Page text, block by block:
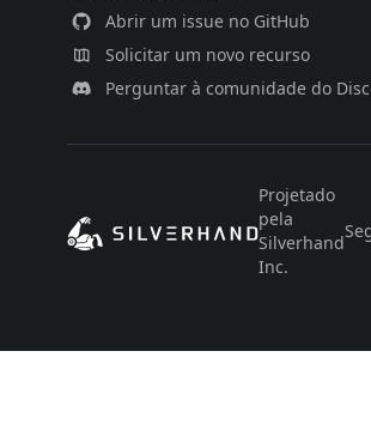
Abrir um issue no GitHub
Solicitar um novo recurso
Perguntar à comunidade do
Projetado
pela
Silverhand
Inc.